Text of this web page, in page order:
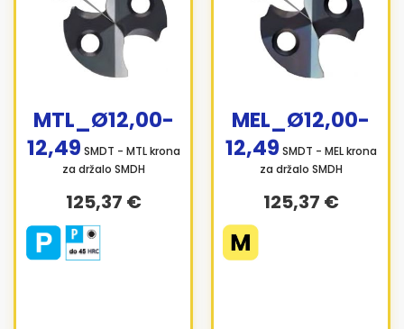
MTL_Ø12,00-
12,49 SMDT - MTL krona
za držalo SMDH
125,37 €
MEL_Ø12,00-
12,49 SMDT - MEL krona
za držalo SMDH
125,37 €